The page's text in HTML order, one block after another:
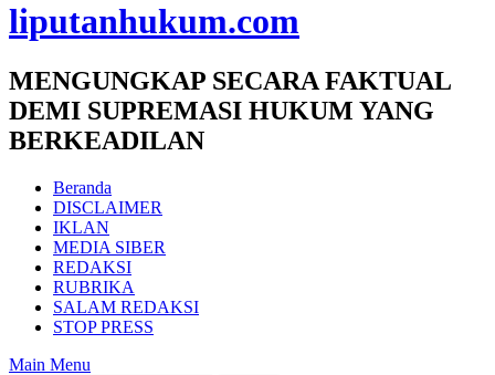
liputanhukum.com
MENGUNGKAP SECARA FAKTUAL
DEMI SUPREMASI HUKUM YANG
BERKEADILAN
Beranda
DISCLAIMER
IKLAN
MEDIA SIBER
REDAKSI
RUBRIKA
SALAM REDAKSI
STOP PRESS
Main Menu